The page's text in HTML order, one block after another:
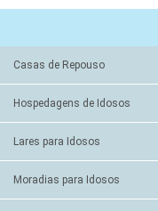
Casas de Repouso
Hospedagens de Idosos
Lares para Idosos
Moradias para Idosos